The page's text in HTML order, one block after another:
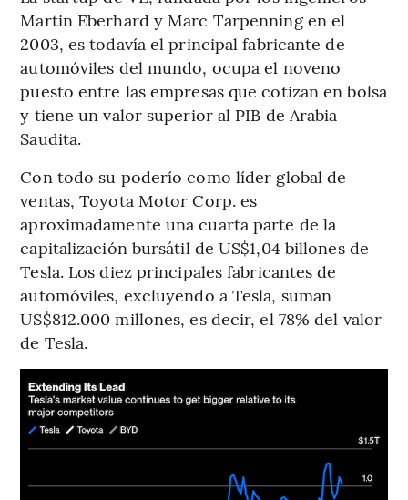
Martin Eberhard y Marc Tarpenning en el
2003, es todavía el principal fabricante de
automóviles del mundo, ocupa el noveno
puesto entre las empresas que cotizan en bolsa
y tiene un valor superior al PIB de Arabia
Saudita.
Con todo su poderío como líder global de
ventas, Toyota Motor Corp. es
aproximadamente una cuarta parte de la
capitalización bursátil de US$1,04 billones de
Tesla. Los diez principales fabricantes de
automóviles, excluyendo a Tesla, suman
US$812.000 millones, es decir, el 78% del valor
de Tesla.